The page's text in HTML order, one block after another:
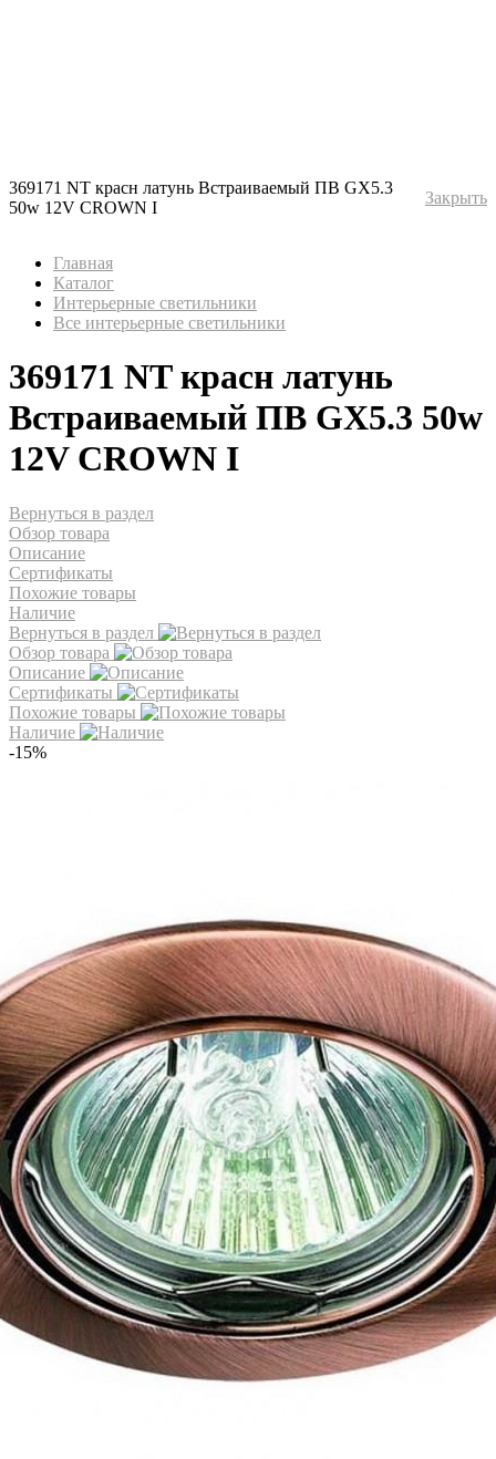
369171 NT красн латунь Встраиваемый ПВ GX5.3
50w 12V CROWN I
Закрыть
Главная
Каталог
Интерьерные светильники
Все интерьерные светильники
369171 NT красн латунь
Встраиваемый ПВ GX5.3 50w
12V CROWN I
Вернуться в раздел
Обзор товара
Описание
Сертификаты
Похожие товары
Наличие
Вернуться в раздел
Обзор товара
Описание
Сертификаты
Похожие товары
Наличие
-15%